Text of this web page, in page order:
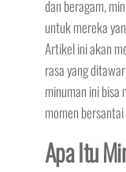
dan beragam,
untuk mereka
Artikel ini akan
rasa yang
minuman ini
momen
Apa Itu